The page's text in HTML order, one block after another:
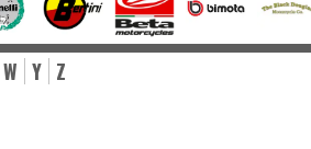
W Y Z